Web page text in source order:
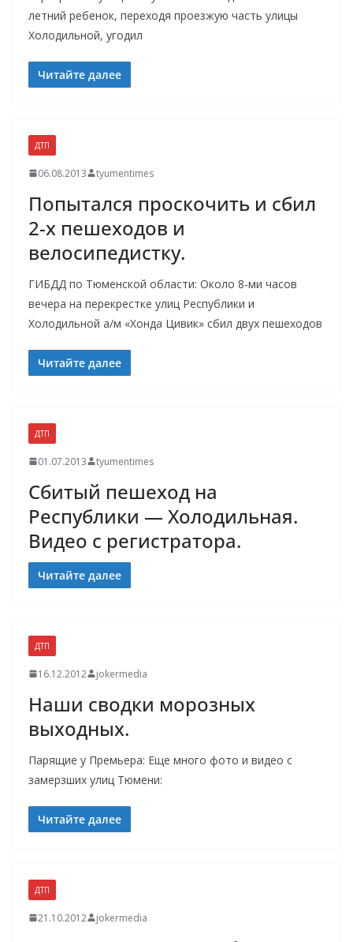
летний ребенок, переходя проезжую часть улицы
Холодильной, угодил
Читайте далее
ДТП
06.08.2013 tyumentimes
Попытался проскочить и сбил
2-х пешеходов и
велосипедистку.
ГИБДД по Тюменской области: Около 8-ми часов
вечера на перекрестке улиц Республики и
Холодильной а/м «Хонда Цивик» сбил двух пешеходов
Читайте далее
ДТП
01.07.2013 tyumentimes
Сбитый пешеход на
Республики — Холодильная.
Видео с регистратора.
Читайте далее
ДТП
16.12.2012 jokermedia
Наши сводки морозных
выходных.
Парящие у Премьера: Еще много фото и видео с
замерзших улиц Тюмени:
Читайте далее
ДТП
21.10.2012 jokermedia